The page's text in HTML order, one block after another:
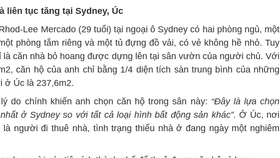
liên tục tăng tại Sydney, Úc
Lee Mercado (29 tuổi) tại ngoại ô Sydney có hai phòng ngủ, một
phòng tắm riêng và một tủ đựng đồ vải, có vẻ không hề nhỏ. Tuy
là căn nhà bỏ hoang được dựng lên tại sân vườn của người chủ. Với
căn hộ của anh chỉ bằng 1/4 diện tích sàn trung bình của những
ở Úc là 237,6m2.
do chính khiến anh chọn căn hộ trong sân này: “Đây là lựa chọn
ở Sydney so với tất cả loại hình bất động sản khác”. Ở Úc, nơi
là người đi thuê nhà, tình trạng thiếu nhà ở đang ngày một nghiêm